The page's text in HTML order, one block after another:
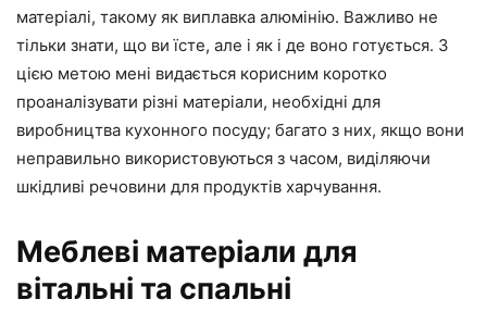
матеріалі, такому як виплавка алюмінію. Важливо не
тільки знати, що ви їсте, але і як і де воно готується. З
цією метою мені видається корисним коротко
проаналізувати різні матеріали, необхідні для
виробництва кухонного посуду; багато з них, якщо вони
неправильно використовуються з часом, виділяючи
шкідливі речовини для продуктів харчування.
Меблеві матеріали для
вітальні та спальні